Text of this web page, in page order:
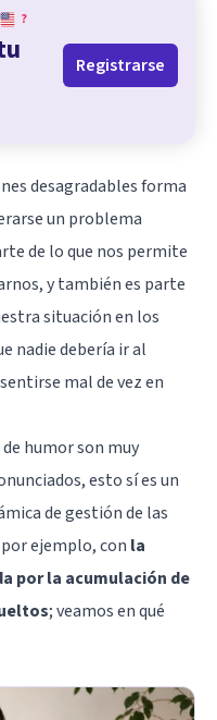
?
Registrarse
desagradables forma
un problema
de lo que nos permite
y también es parte
situación en los
nadie debería ir al
mal de vez en
humor son muy
esto sí es un
de gestión de las
ejemplo, con la
por la acumulación de
; veamos en qué